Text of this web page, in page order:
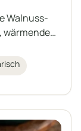
Walnuss-
wärmende
auch